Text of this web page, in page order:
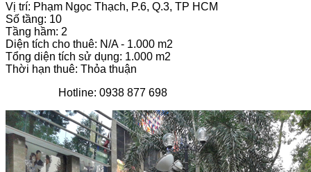
Vị trí: Phạm Ngọc Thạch, P.6, Q.3, TP HCM
Số tầng: 10
Tầng hầm: 2
Diện tích cho thuê: N/A - 1.000 m2
Tổng diện tích sử dụng: 1.000 m2
Thời hạn thuê: Thỏa thuận
Hotline: 0938 877 698